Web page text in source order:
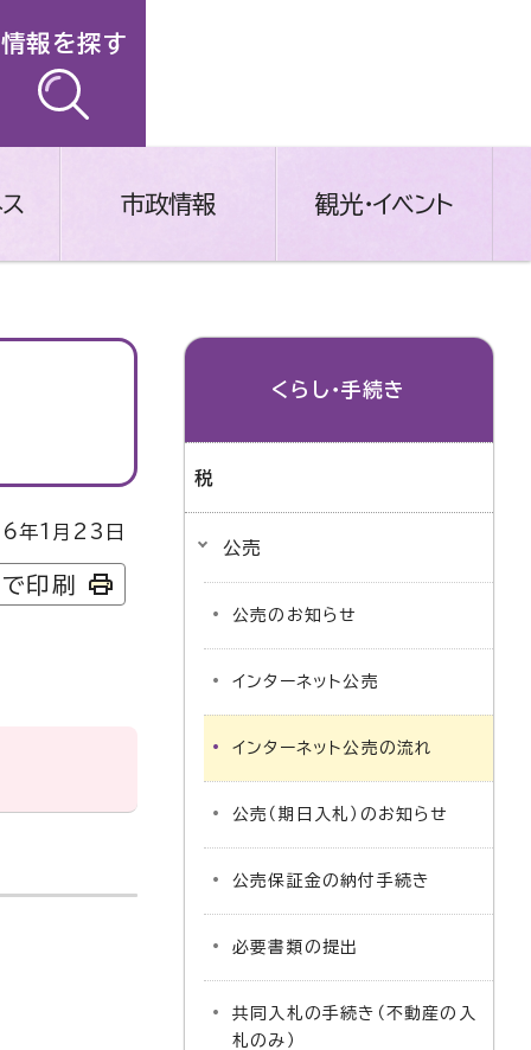
情報を探す
市政情報 観光・イベント
1月23日
印刷
くらし・手続き
税
公売
公売のお知らせ
インターネット公売
インターネット公売の流れ
公売（期日入札）のお知らせ
公売保証金の納付手続き
必要書類の提出
共同入札の手続き（不動産の入
札のみ）